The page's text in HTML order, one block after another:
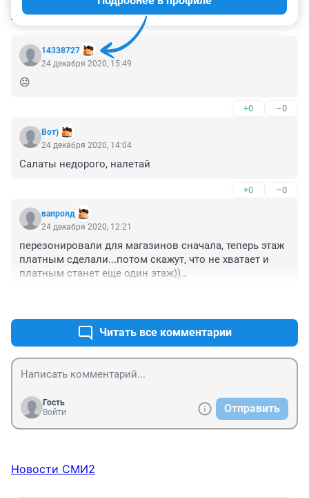
КОММЕНТАРИИ 110
14338727
24 декабря 2020, 15:49
😐
+0 –0
Вот)
24 декабря 2020, 14:04
Салаты недорого, налетай
+0 –0
вапролд
24 декабря 2020, 12:21
перезонировали для магазинов сначала, теперь этаж
платным сделали...потом скажут, что не хватает и
платным станет еще один этаж))
Читать все комментарии
Гость
Войти
Отправить
Новости СМИ2